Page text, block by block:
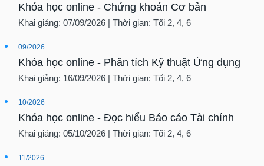
Khóa học online - Chứng khoán Cơ bản
Khai giảng: 07/09/2026 | Thời gian: Tối 2, 4, 6
09/2026
Khóa học online - Phân tích Kỹ thuật Ứng dụng
Khai giảng: 16/09/2026 | Thời gian: Tối 2, 4, 6
10/2026
Khóa học online - Đọc hiểu Báo cáo Tài chính
Khai giảng: 05/10/2026 | Thời gian: Tối 2, 4, 6
11/2026